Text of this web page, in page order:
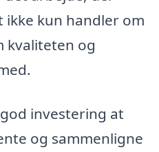
ikke kun handler om
kvaliteten og
investering at
og sammenligne